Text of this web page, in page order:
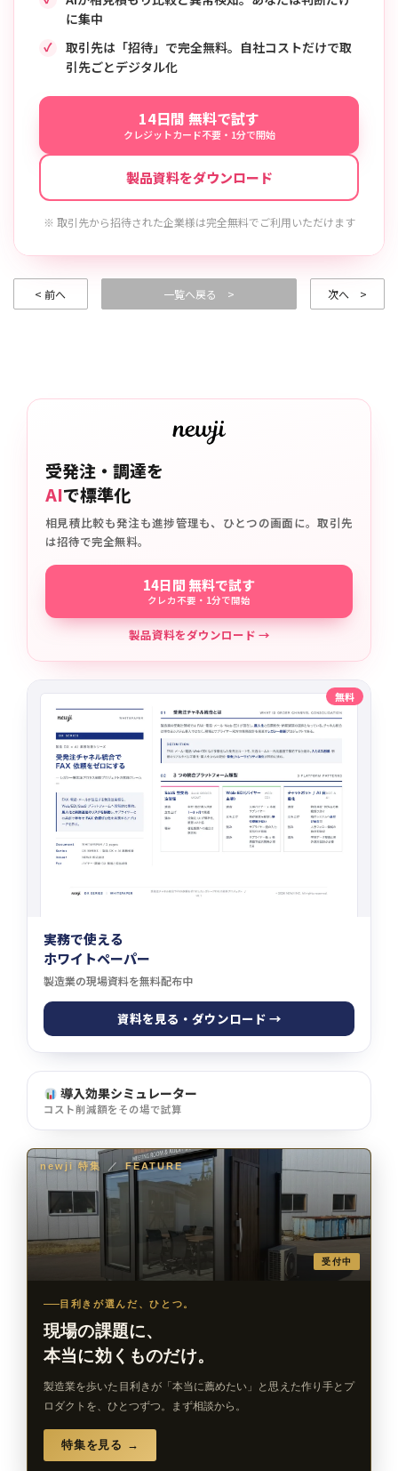
に集中
取引先は「招待」で完全無料。自社コストだけで取
引先ごとデジタル化
14日間 無料で試す
クレジットカード不要・1分で開始
製品資料をダウンロード
※ 取引先から招待された企業様は完全無料でご利用いただけます
< 前へ 一覧へ戻る > 次へ >
受発注・調達を
AIで標準化
相見積比較も発注も進捗管理も、ひとつの画面に。取引先
は招待で完全無料。
14日間 無料で試す
クレカ不要・1分で開始
製品資料をダウンロード →
無料
実務で使える
ホワイトペーパー
製造業の現場資料を無料配布中
資料を見る・ダウンロード →
導入効果シミュレーター
コスト削減額をその場で試算
newji 特集 ／ FEATURE
受付中
目利きが選んだ、ひとつ。
現場の課題に、
本当に効くものだけ。
製造業を歩いた目利きが「本当に薦めたい」と思えた作り手とプ
ロダクトを、ひとつずつ。まず相談から。
特集を見る →